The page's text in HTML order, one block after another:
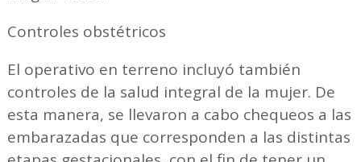
Controles obstétricos
El operativo en terreno incluyó también
controles de la salud integral de la mujer. De
esta manera, se llevaron a cabo chequeos a las
embarazadas que corresponden a las distintas